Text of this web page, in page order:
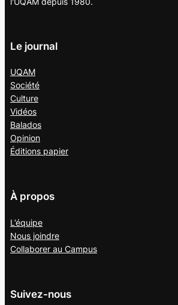
Le journal
UQAM
Société
Culture
Vidéos
Balados
Opinion
Éditions papier
À propos
L’équipe
Nous joindre
Collaborer au Campus
Suivez-nous